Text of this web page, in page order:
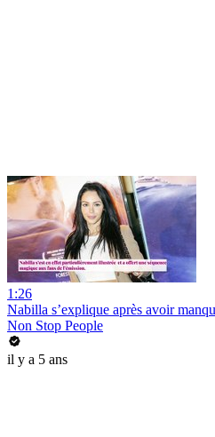
1:26
Nabilla s’explique après avoir
Non Stop People
il y a 5 ans